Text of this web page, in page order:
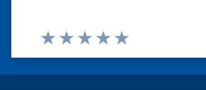
Valuta 5 stelle su 5
Valuta 4 stelle su 5
Valuta 3 stelle su 5
Valuta 2 stelle su 5
Valuta 1 stelle su 5